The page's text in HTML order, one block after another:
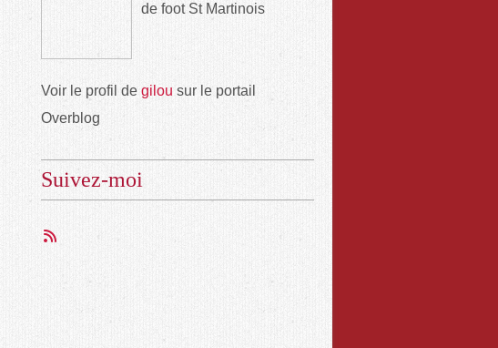
de foot St Martinois
Voir le profil de gilou sur le portail
Overblog
Suivez-moi